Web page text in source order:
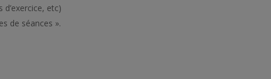
etc)
de séances ».